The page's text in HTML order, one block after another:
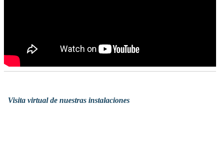
Visita virtual de nuestras instalaciones